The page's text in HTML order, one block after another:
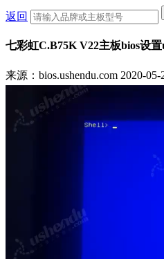
返回
七彩虹C.B75K V22主板bios设
来源：bios.ushendu.com 2020-05-